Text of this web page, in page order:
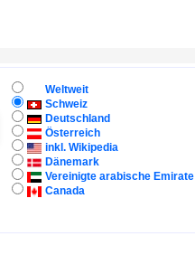
Weltweit
Schweiz
Deutschland
Österreich
inkl. Wikipedia
Dänemark
Vereinigte arabische Emirate
Canada